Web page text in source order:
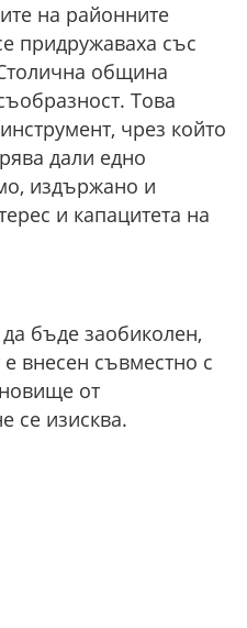
на районните
придружаваха със
община
Това
чрез който
дали едно
издържано и
и капацитета на
бъде заобиколен,
внесен съвместно с
от
се изисква.